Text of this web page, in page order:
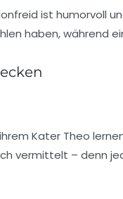
ist humorvoll
haben, während
Kater Theo
vermittelt – denn